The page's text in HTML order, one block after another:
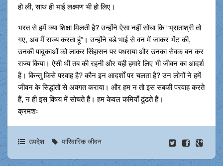
हो ली, साथ ही भाई लक्ष्मण भी हो लिए।
भरत से हमें क्या शिक्षा मिलती है? उन्होंने ऐसा नहीं सोचा कि “भ्राताश्री तो
गए, अब मैं राज्य करता हूं”। उन्होंने बडे भाई से वन में जाकर भेंट की,
उनकी पादुकाओं को लाकर सिंहासन पर पधराया और उनका सेवक बन कर
राज्य किया। ऐसी थी तब की रहनी और यही हमारे लिए भी जीवन का आदर्श
है। किन्तु किसे परवाह है? कौन इन आदर्शों पर चलता है? उन लोगों ने हमें
जीवन के सिद्धांतों से अवगत कराया। और हम न तो इस सबकी परवाह करते
हैं, न ही इस विषय में सोचते हैं। हम केवल कमियाँ ढूंढते हैं।
क्रमशः
उपदेश पारिवारिक जीवन